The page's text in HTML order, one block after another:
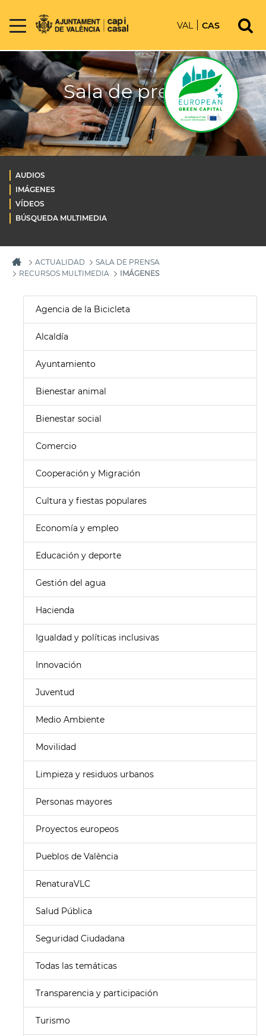
VAL CAS
Sala de prensa
AUDIOS
IMÁGENES
VÍDEOS
BÚSQUEDA MULTIMEDIA
ACTUALIDAD
SALA DE PRENSA
RECURSOS MULTIMEDIA
IMÁGENES
Agencia de la Bicicleta
Alcaldía
Ayuntamiento
Bienestar animal
Bienestar social
Comercio
Cooperación y Migración
Cultura y fiestas populares
Economía y empleo
Educación y deporte
Gestión del agua
Hacienda
Igualdad y políticas inclusivas
Innovación
Juventud
Medio Ambiente
Movilidad
Limpieza y residuos urbanos
Personas mayores
Proyectos europeos
Pueblos de València
RenaturaVLC
Salud Pública
Seguridad Ciudadana
Todas las temáticas
Transparencia y participación
Turismo